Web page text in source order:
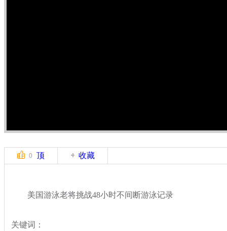
0 顶 收藏
美国游泳老将挑战48小时不间断游泳记录
关键词：